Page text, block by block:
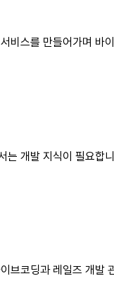
비스를 만들어가며 바
는 개발 지식이 필요합
브코딩과 레일즈 개발